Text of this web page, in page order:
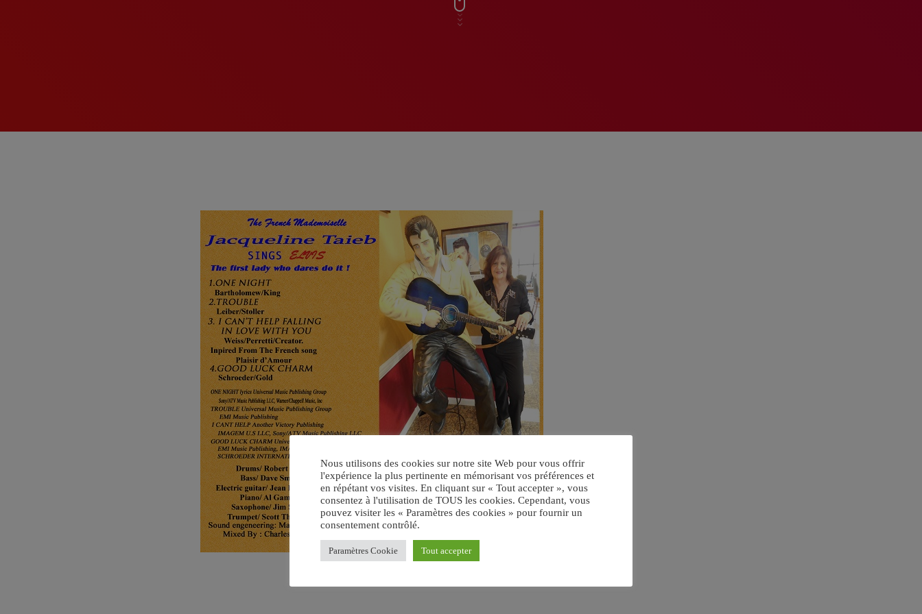
Nous utilisons des cookies sur notre site Web pour vous offrir
l'expérience la plus pertinente en mémorisant vos préférences et
en répétant vos visites. En cliquant sur « Tout accepter », vous
consentez à l'utilisation de TOUS les cookies. Cependant, vous
pouvez visiter les « Paramètres des cookies » pour fournir un
consentement contrôlé.
Paramètres Cookie Tout accepter